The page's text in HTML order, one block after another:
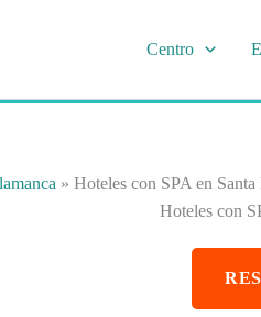
Centro
» Hoteles con SPA en
Hoteles con